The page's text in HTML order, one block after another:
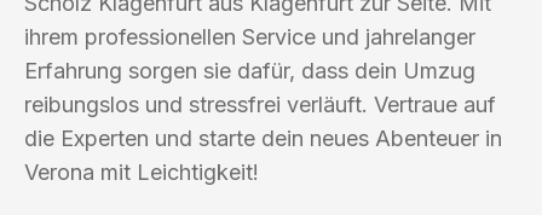
ihrem professionellen Service und jahrelanger
Erfahrung sorgen sie dafür, dass dein Umzug
reibungslos und stressfrei verläuft. Vertraue auf
die Experten und starte dein neues Abenteuer in
Verona mit Leichtigkeit!